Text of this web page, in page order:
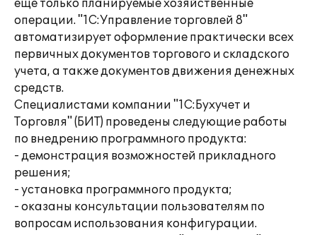
еще только планируемые хозяйственные
операции. "1С:Управление торговлей 8"
автоматизирует оформление практически всех
первичных документов торгового и складского
учета, а также документов движения денежных
средств.
Специалистами компании "1С:Бухучет и
Торговля" (БИТ) проведены следующие работы
по внедрению программного продукта:
- демонстрация возможностей прикладного
решения;
- установка программного продукта;
- оказаны консультации пользователям по
вопросам использования конфигурации.